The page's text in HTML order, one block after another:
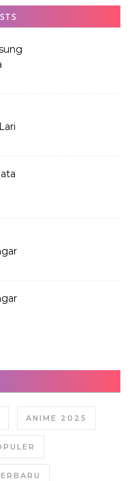
ANIME 2025